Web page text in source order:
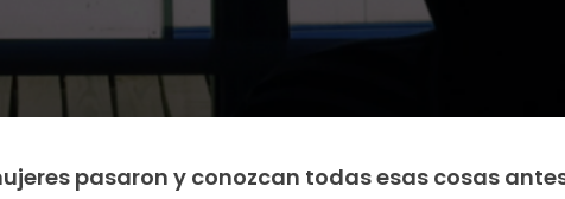
pasaron y conozcan todas esas cosas